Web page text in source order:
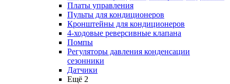
Платы управления
Пульты для кондиционеров
Кронштейны для кондиционеров
4-ходовые реверсивные клапана
Помпы
Регуляторы давления конденсации
сезонники
Датчики
Ещё 2